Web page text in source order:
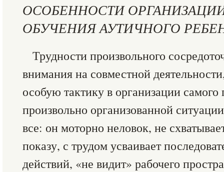
ОСОБЕННОСТИ
ОБУЧЕНИЯ АУТИЧНОГО
Трудности произвольного
внимания на совместной
особую тактику в организации
произвольно организованной
все: он моторно неловок, не
показу, с трудом усваивает
действий, «не видит» рабочего